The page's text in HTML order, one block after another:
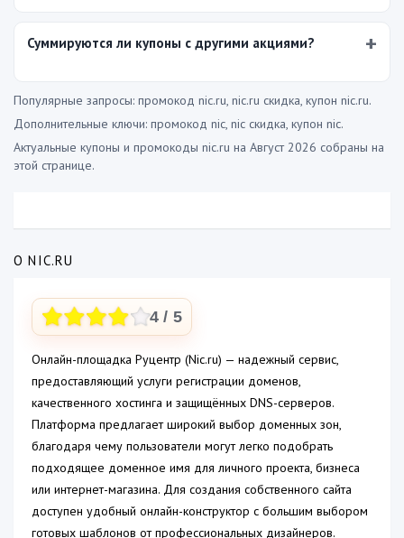
Суммируются ли купоны с другими акциями?
Популярные запросы: промокод nic.ru, nic.ru скидка, купон nic.ru.
Дополнительные ключи: промокод nic, nic скидка, купон nic.
Актуальные купоны и промокоды nic.ru на Август 2026 собраны на
этой странице.
О NIC.RU
4 / 5
Онлайн-площадка Руцентр (Nic.ru) — надежный сервис,
предоставляющий услуги регистрации доменов,
качественного хостинга и защищённых DNS-серверов.
Платформа предлагает широкий выбор доменных зон,
благодаря чему пользователи могут легко подобрать
подходящее доменное имя для личного проекта, бизнеса
или интернет-магазина. Для создания собственного сайта
доступен удобный онлайн-конструктор с большим выбором
готовых шаблонов от профессиональных дизайнеров.